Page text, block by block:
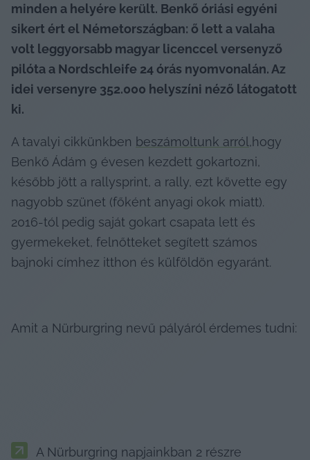
minden a helyére került. Benkő óriási egyéni
sikert ért el Németországban: ő lett a valaha
volt leggyorsabb magyar licenccel versenyző
pilóta a Nordschleife 24 órás nyomvonalán. Az
idei versenyre 352.000 helyszíni néző látogatott
ki.
A tavalyi cikkünkben beszámoltunk arról,hogy
Benkő Ádám 9 évesen kezdett gokartozni,
később jött a rallysprint, a rally, ezt követte egy
nagyobb szünet (főként anyagi okok miatt).
2016-tól pedig saját gokart csapata lett és
gyermekeket, felnőtteket segített számos
bajnoki címhez itthon és külföldön egyaránt.
A Nürburgring napjainkban 2 részre